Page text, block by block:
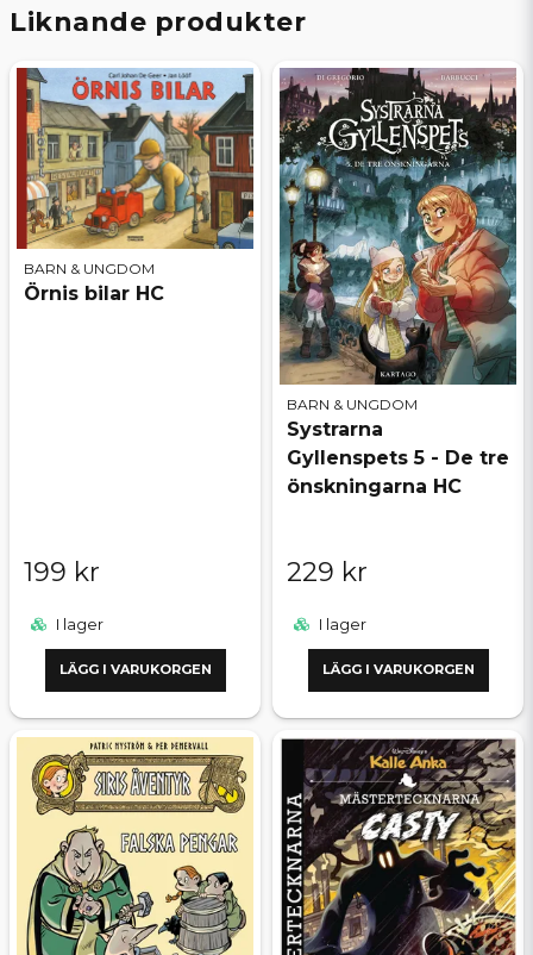
Liknande produkter
BARN & UNGDOM
Örnis bilar HC
199 kr
I lager
LÄGG I VARUKORGEN
BARN & UNGDOM
Systrarna
Gyllenspets 5 - De tre
önskningarna HC
229 kr
I lager
LÄGG I VARUKORGEN